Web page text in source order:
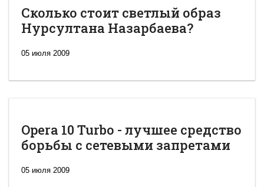
Сколько стоит светлый образ
Нурсултана Назарбаева?
05 июля 2009
Opera 10 Turbo - лучшее средство
борьбы с сетевыми запретами
05 июля 2009